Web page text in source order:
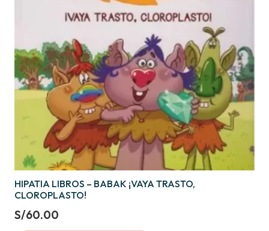
HIPATIA LIBROS – BABAK ¡VAYA TRASTO,
CLOROPLASTO!
S/60.00